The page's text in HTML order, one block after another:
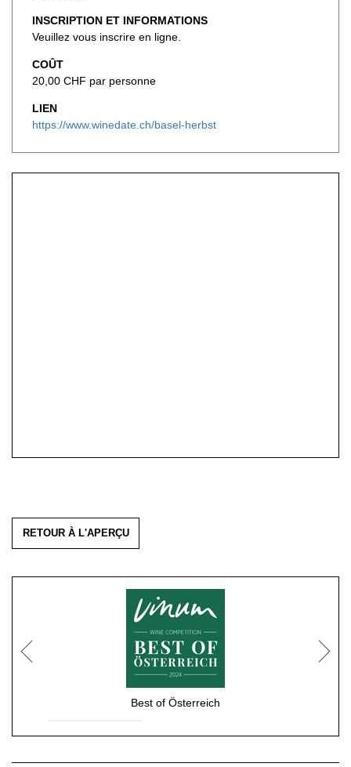
INSCRIPTION ET INFORMATIONS
Veuillez vous inscrire en ligne.
COÛT
20,00 CHF par personne
LIEN
https://www.winedate.ch/basel-herbst
RETOUR À L'APERÇU
Best of Österreich